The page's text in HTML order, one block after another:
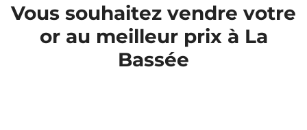
Vous souhaitez vendre votre
or au meilleur prix à La
Bassée